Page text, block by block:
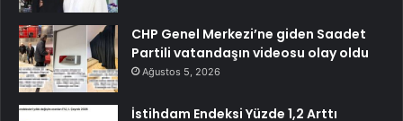
CHP Genel Merkezi’ne giden Saadet
Partili vatandaşın videosu olay oldu
Ağustos 5, 2026
İstihdam Endeksi Yüzde 1,2 Arttı